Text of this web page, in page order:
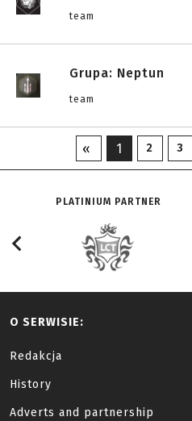
team
Grupa: Neptun
team
« 1 2 3
PLATINIUM PARTNER
O SERWISIE:
Redakcja
History
Adverts and partnership